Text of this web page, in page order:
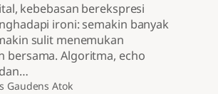
kebebasan berekspresi
ironi: semakin banyak
sulit menemukan
bersama. Algoritma, echo
Gaudens Atok